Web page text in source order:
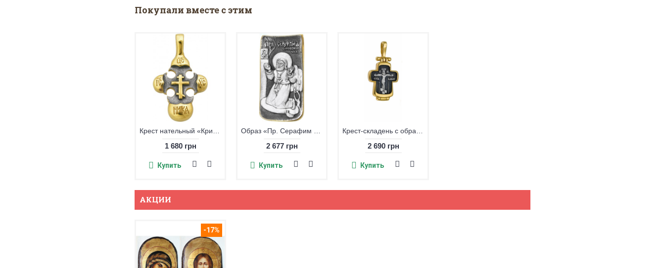
Покупали вместе с этим
Крест нательный «Криновидный», серебро 925° с позолотой
1 680 грн
Купить
Образ «Пр. Серафим Саровский», серебро 925 позол.
2 677 грн
Купить
Крест-складень с образом св. Николая Чудотворца, серебро 925° с позолотой
2 690 грн
Купить
АКЦИИ
-17%